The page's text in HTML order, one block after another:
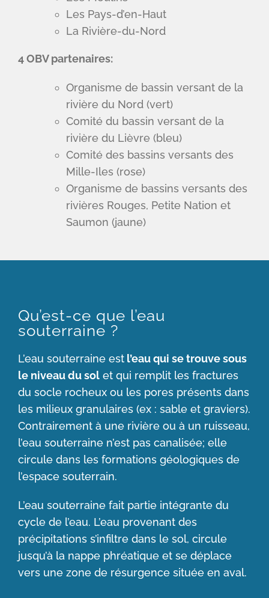
Les Pays-d’en-Haut
La Rivière-du-Nord
4 OBV partenaires:
Organisme de bassin versant de la
rivière du Nord (vert)
Comité du bassin versant de la
rivière du Lièvre (bleu)
Comité des bassins versants des
Mille-Iles (rose)
Organisme de bassins versants des
rivières Rouges, Petite Nation et
Saumon (jaune)
Qu’est-ce que l’eau
souterraine ?
L’eau souterraine estl’eau qui se trouve sous
le niveau du solet qui remplit les fractures
du socle rocheux ou les pores présents dans
les milieux granulaires (ex : sable et graviers).
Contrairement à une rivière ou à un ruisseau,
l’eau souterraine n’est pas canalisée; elle
circule dans les formations géologiques de
l’espace souterrain.
L’eau souterraine fait partie intégrante du
cycle de l’eau. L’eau provenant des
précipitations s’infiltre dans le sol, circule
jusqu’à la nappe phréatique et se déplace
vers une zone de résurgence située en aval.